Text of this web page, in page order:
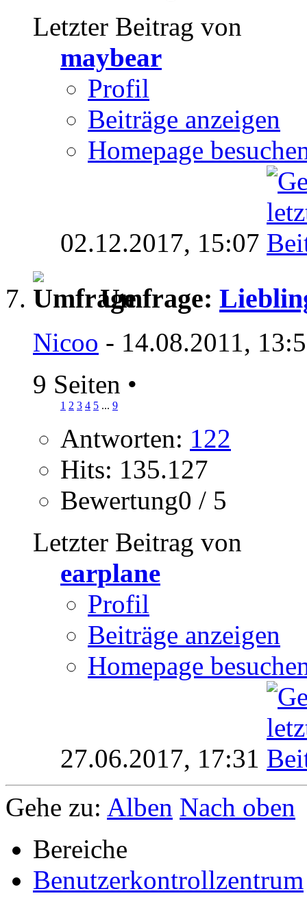
Letzter Beitrag von
maybear
Profil
Beiträge anzeigen
Homepage
02.12.2017, 15:07
Umfrage:
Nicoo - 14.08.2011,
9 Seiten •
1 2 3 4 5 ... 9
Antworten: 122
Hits: 135.127
Bewertung0 / 5
Letzter Beitrag von
earplane
Profil
Beiträge anzeigen
Homepage
27.06.2017, 17:31
Gehe zu: Alben Nach oben
Bereiche
Benutzerkontrollzentrum